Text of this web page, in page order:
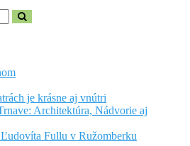
je krásne aj vnútri
Architektúra, Nádvorie aj
Fullu v Ružomberku